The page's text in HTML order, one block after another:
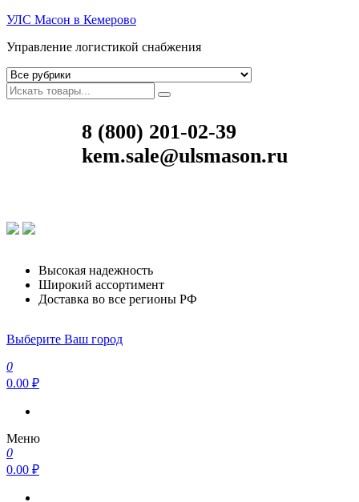
УЛС Масон в Кемерово
Управление логистикой снабжения
8 (800) 201-02-39
kem.sale@ulsmason.ru
Высокая надежность
Широкий ассортимент
Доставка во все регионы РФ
Выберите Ваш город
0
0.00 ₽
Меню
0
0.00 ₽